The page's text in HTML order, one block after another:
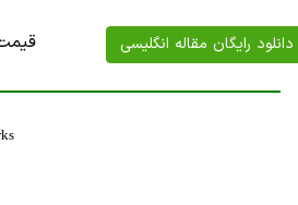
دانلود رایگان مقاله انگلیسی